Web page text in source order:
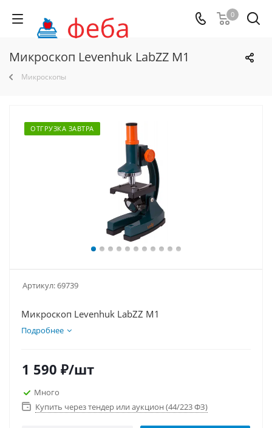
0
Микроскоп Levenhuk LabZZ M1
Микроскопы
ОТГРУЗКА ЗАВТРА
Артикул:69739
Микроскоп Levenhuk LabZZ M1
Подробнее
1 590 ₽/шт
Много
Купить через тендер или аукцион (44/223 ФЗ)